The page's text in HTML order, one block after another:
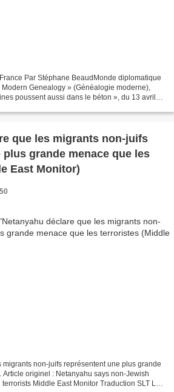
Par Stéphane BeaudMonde diplomatique
Modern Genealogy » (Généalogie moderne),
poussent aussi dans le béton », du 13 avril
que les migrants non-juifs
grande menace que les
East Monitor)
non-juifs représentent une plus grande
Article originel : Netanyahu says non-Jewish
Middle East Monitor Traduction SLT Les